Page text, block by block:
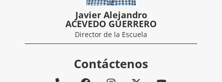
Javier Alejandro
ACEVEDO GUERRERO
Director de la Escuela
Contáctenos